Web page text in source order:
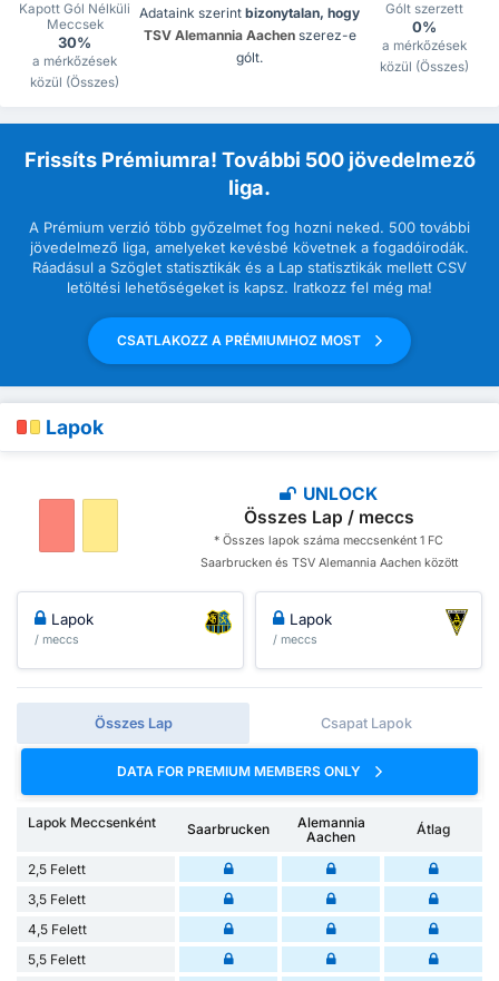
Kapott Gól Nélküli
Meccsek
30%
a mérkőzések
közül (Összes)
Adataink szerint bizonytalan, hogy
TSV Alemannia Aachenszerez-e
gólt.
Gólt szerzett
0%
a mérkőzések
közül (Összes)
Frissíts Prémiumra! További 500 jövedelmező
liga.
A Prémium verzió több győzelmet fog hozni neked. 500 további
jövedelmező liga, amelyeket kevésbé követnek a fogadóirodák.
Ráadásul a Szöglet statisztikák és a Lap statisztikák mellett CSV
letöltési lehetőségeket is kapsz. Iratkozz fel még ma!
CSATLAKOZZ A PRÉMIUMHOZ MOST
Lapok
UNLOCK
Összes Lap / meccs
* Összes lapok száma meccsenként 1 FC
Saarbrucken és TSV Alemannia Aachen között
Lapok
/ meccs
Lapok
/ meccs
Összes Lap Csapat Lapok
DATA FOR PREMIUM MEMBERS ONLY
Lapok Meccsenként Saarbrucken
Alemannia
Aachen
Átlag
2,5 Felett
3,5 Felett
4,5 Felett
5,5 Felett